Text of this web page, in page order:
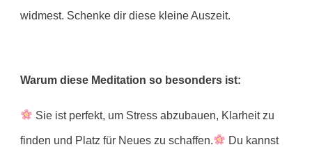
widmest. Schenke dir diese kleine Auszeit.
Warum diese Meditation so besonders ist:
Sie ist perfekt, um Stress abzubauen, Klarheit zu
finden und Platz für Neues zu schaffen. Du kannst